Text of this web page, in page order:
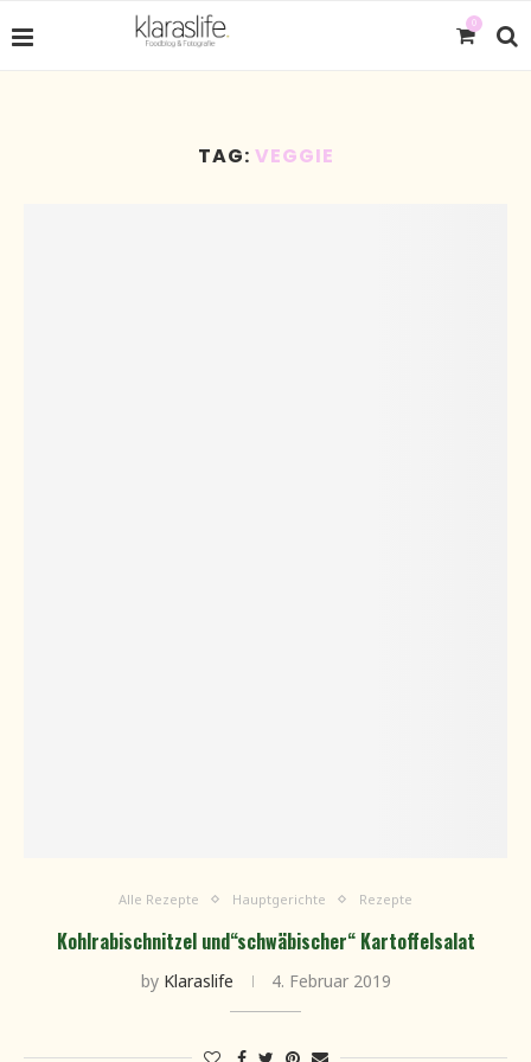
0
TAG: VEGGIE
Alle Rezepte Hauptgerichte Rezepte
Kohlrabischnitzel und“schwäbischer“ Kartoffelsalat
by Klaraslife 4. Februar 2019